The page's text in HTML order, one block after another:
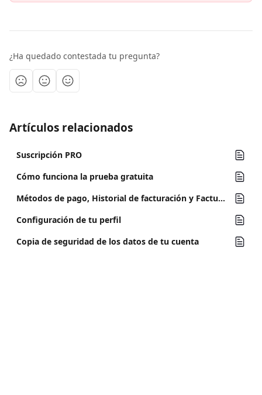
¿Ha quedado contestada tu pregunta?
Artículos relacionados
Suscripción PRO
Cómo funciona la prueba gratuita
Métodos de pago, Historial de facturación y Facturas
Configuración de tu perfil
Copia de seguridad de los datos de tu cuenta